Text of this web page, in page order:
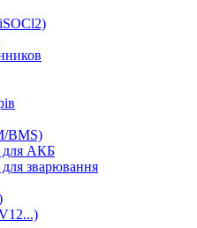
BMS)
для АКБ
для зварювання